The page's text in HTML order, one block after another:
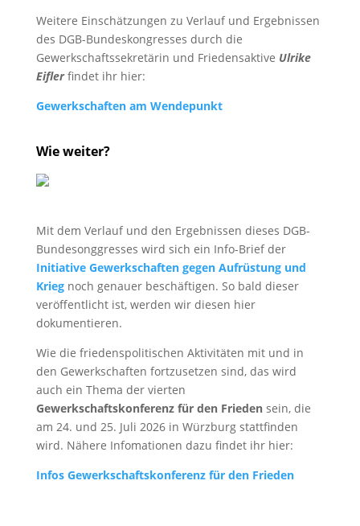
Weitere Einschätzungen zu Verlauf und Ergebnissen
des DGB-Bundeskongresses durch die
Gewerkschaftssekretärin und Friedensaktive Ulrike
Eiflerfindet ihr hier:
Gewerkschaften am Wendepunkt
Wie weiter?
Mit dem Verlauf und den Ergebnissen dieses DGB-
Bundesonggresses wird sich ein Info-Brief der
Initiative Gewerkschaften gegen Aufrüstung und
Kriegnoch genauer beschäftigen. So bald dieser
veröffentlicht ist, werden wir diesen hier
dokumentieren.
Wie die friedenspolitischen Aktivitäten mit und in
den Gewerkschaften fortzusetzen sind, das wird
auch ein Thema der vierten
Gewerkschaftskonferenz für den Friedensein, die
am 24. und 25. Juli 2026 in Würzburg stattfinden
wird. Nähere Infomationen dazu findet ihr hier:
Infos Gewerkschaftskonferenz für den Frieden